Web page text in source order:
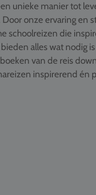
unieke manier tot
onze ervaring en
schoolreizen die
alles wat nodig
van de reis
inspirerend én